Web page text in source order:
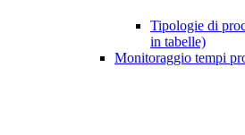
Tipologie di
in tabelle)
Monitoraggio tempi